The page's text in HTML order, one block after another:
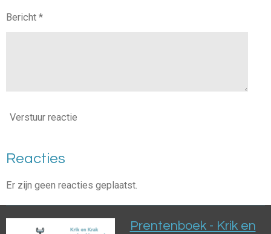
Bericht *
Verstuur reactie
Reacties
Er zijn geen reacties geplaatst.
Prentenboek - Krik en